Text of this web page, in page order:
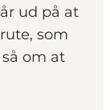
ud på at
som
om at